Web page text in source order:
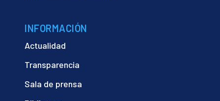
INFORMACIÓN
Actualidad
Transparencia
Sala de prensa